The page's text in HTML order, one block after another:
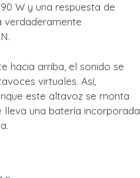
W y una respuesta de
verdaderamente
hacia arriba, el sonido se
virtuales. Así,
este altavoz se monta
una batería incorporada